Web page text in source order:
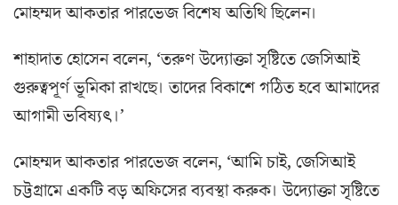
মোহম্মদ আকতার পারভেজ বিশেষ অতিথি ছিলেন।
শাহাদাত হোসেন বলেন, ‘তরুণ উদ্যোক্তা সৃষ্টিতে জেসিআই
গুরুত্বপূর্ণ ভূমিকা রাখছে। তাদের বিকাশে গঠিত হবে আমাদের
আগামী ভবিষ্যৎ।’
মোহম্মদ আকতার পারভেজ বলেন, ‘আমি চাই, জেসিআই
চট্টগ্রামে একটি বড় অফিসের ব্যবস্থা করুক। উদ্যোক্তা সৃষ্টিতে